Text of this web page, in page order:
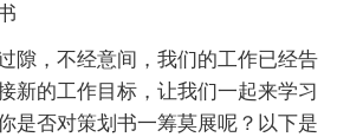
隙，不经意间，我们的工作已经告
新的工作目标，让我们一起来学习
是否对策划书一筹莫展呢？以下是